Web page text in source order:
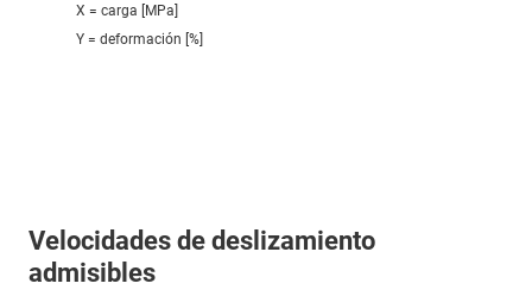
X = carga [MPa]
Y = deformación [%]
Velocidades de deslizamiento
admisibles